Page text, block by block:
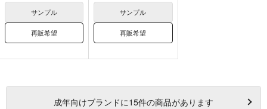
サンプル
再販希望
サンプル
再販希望
成年向けブランドに15件の商品があります